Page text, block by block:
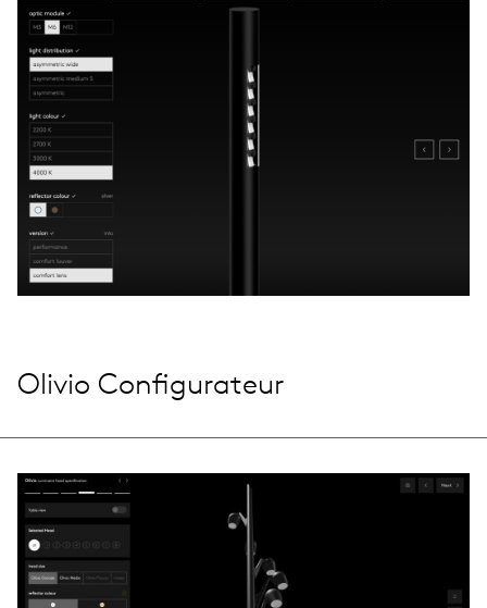
Olivio Configurateur